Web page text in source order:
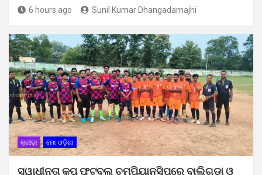
6 hours ago Sunil Kumar Dhangadamajhi
କ୍ରୀଡ଼ା ମୋ ଓଡ଼ିଶା
ସ୍ୱାଧୀନତା କପ ଫୁଟବଲ ଚମ୍ପିୟାନସିପରେ ବାଲିଗୁଡା ଓ